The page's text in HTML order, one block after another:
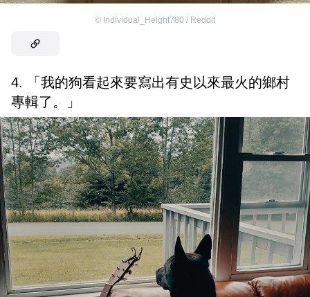
© Individual_Height780 / Reddit
4. 「我的狗看起來要寫出有史以來最火的鄉村
專輯了。」